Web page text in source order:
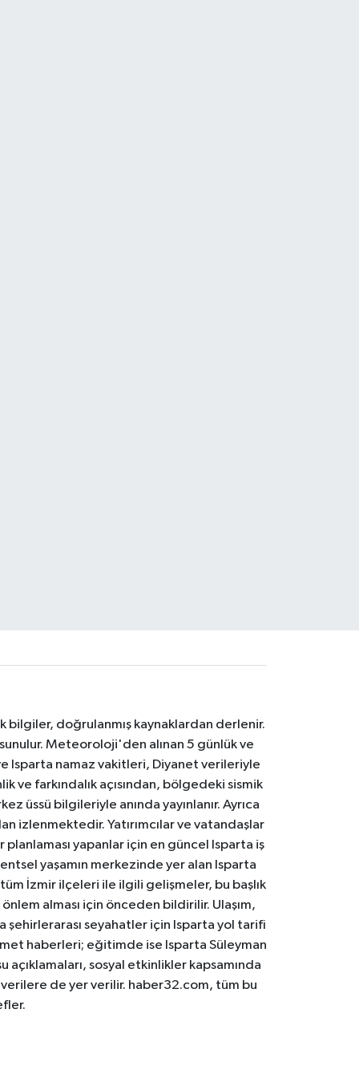
bilgiler, doğrulanmış kaynaklardan derlenir.
Meteoroloji'den alınan 5 günlük ve
Isparta namaz vakitleri, Diyanet verileriyle
ve farkındalık açısından, bölgedeki sismik
üssü bilgileriyle anında yayınlanır. Ayrıca
izlenmektedir. Yatırımcılar ve vatandaşlar
planlaması yapanlar için en güncel Isparta iş
yaşamın merkezinde yer alan Isparta
tüm İzmir ilçeleri ile ilgili gelişmeler, bu başlık
alması için önceden bildirilir. Ulaşım,
şehirlerarası seyahatler için Isparta yol tarifi
haberleri; eğitimde ise Isparta Süleyman
sosyal etkinlikler kapsamında
de yer verilir. haber32.com, tüm bu